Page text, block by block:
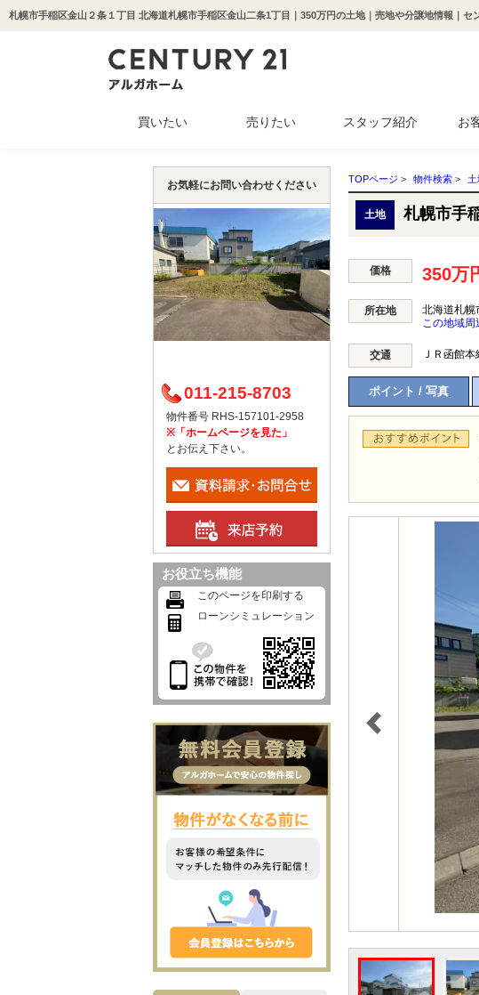
札幌市手稲区金山２条１丁目 北海道札幌市手稲区金山二条1丁目｜350万円の土地｜売地や分譲地情報｜セ
買いたい
新築一戸建て
中古一戸建て
中古マンション
土地
収益物件
売りたい スタッフ紹介 お
TOPページ > 物件検索 >
土地 札幌市手
価格 350万
所在地 北海道札幌
この地域周
交通 ＪＲ函館本
ポイント / 写真
お気軽にお問い合わせください
011-215-8703
物件番号 RHS-157101-2958
※「ホームページを見た」
とお伝え下さい。
お役立ち機能
このページを印刷する
ローンシミュレーション